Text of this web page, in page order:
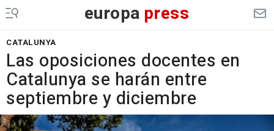
europa press
CATALUNYA
Las oposiciones docentes en
Catalunya se harán entre
septiembre y diciembre